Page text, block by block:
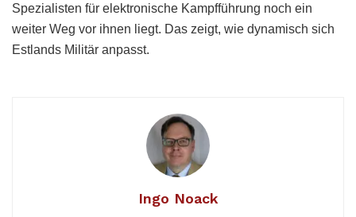
Spezialisten für elektronische Kampfführung noch ein
weiter Weg vor ihnen liegt. Das zeigt, wie dynamisch sich
Estlands Militär anpasst.
Ingo Noack